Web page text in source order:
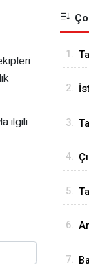
ilgili
1.
2.
3.
4.
5.
6.
7.